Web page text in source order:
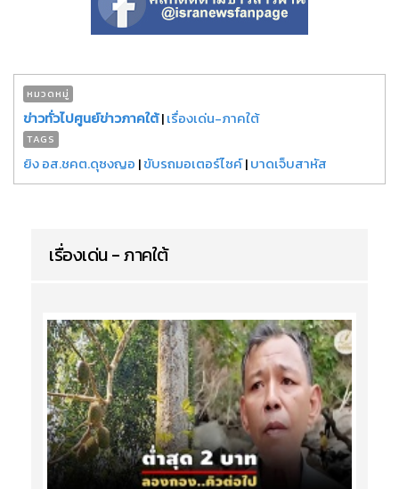
หมวดหมู่
ข่าวทั่วไปศูนย์ข่าวภาคใต้|เรื่องเด่น-ภาคใต้
TAGS
ยิง อส.ชคต.ดุซงญอ |ขับรถมอเตอร์ไซค์|บาดเจ็บสาหัส
เรื่องเด่น - ภาคใต้